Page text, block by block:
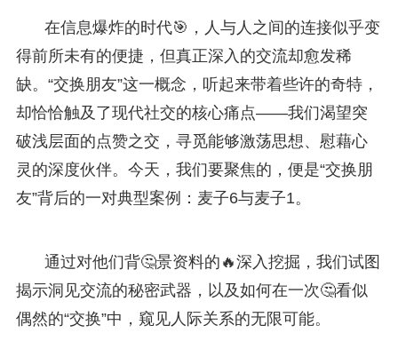
在信息爆炸的时代🎯，人与人之间的连接似乎变
得前所未有的便捷，但真正深入的交流却愈发稀
缺。“交换朋友”这一概念，听起来带着些许的奇特，
却恰恰触及了现代社交的核心痛点——我们渴望突
破浅层面的点赞之交，寻觅能够激荡思想、慰藉心
灵的深度伙伴。今天，我们要聚焦的，便是“交换朋
友”背后的一对典型案例：麦子6与麦子1。
通过对他们背🤔景资料的🔥深入挖掘，我们试图
揭示洞见交流的秘密武器，以及如何在一次🤔看似
偶然的“交换”中，窥见人际关系的无限可能。